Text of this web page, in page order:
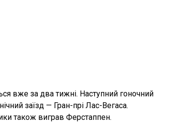
вже за два тижні. Наступний гоночний
заїзд — Гран-прі Лас-Вегаса.
також виграв Ферстаппен.